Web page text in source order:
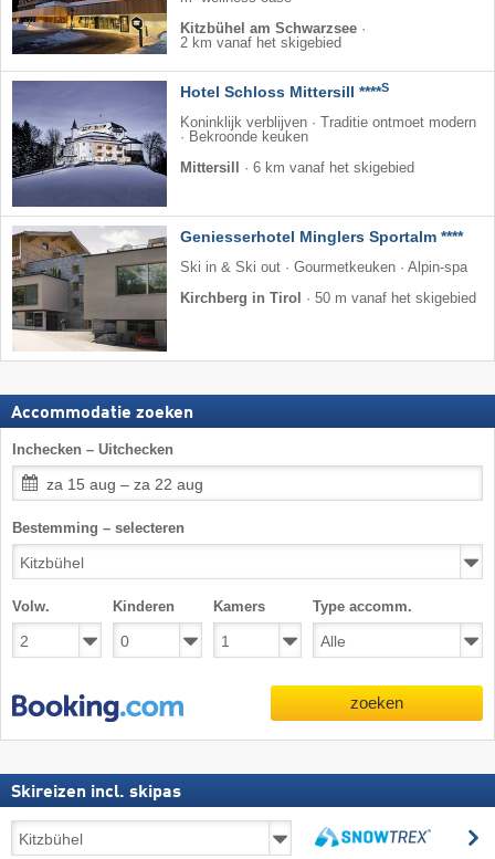
Kitzbühel am Schwarzsee ·
2 km vanaf het skigebied
Hotel Schloss Mittersill ****S
Koninklijk verblijven · Traditie ontmoet modern
· Bekroonde keuken
Mittersill
· 6 km vanaf het skigebied
Geniesserhotel Minglers Sportalm ****
Ski in & Ski out · Gourmetkeuken · Alpin-spa
Kirchberg in Tirol
· 50 m vanaf het skigebied
Accommodatie zoeken
Inchecken – Uitchecken
za 15 aug – za 22 aug
Bestemming – selecteren
Volw. Kinderen Kamers Type accomm.
zoeken
Skireizen incl. skipas
incl.